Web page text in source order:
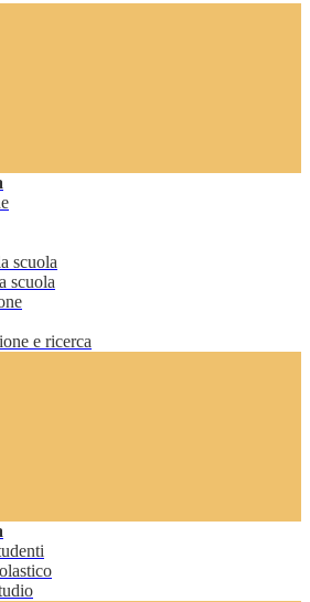
scuola
scuola
e ricerca